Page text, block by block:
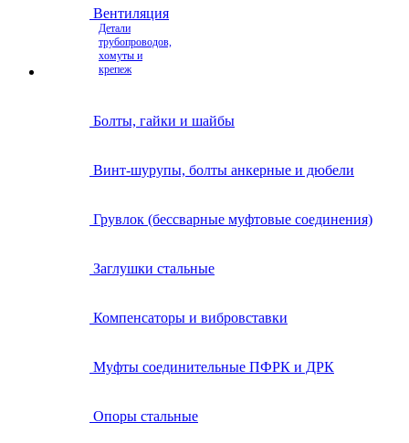
Вентиляция
Детали
трубопроводов,
хомуты и
крепеж
Болты, гайки и шайбы
Винт-шурупы, болты анкерные и дюбели
Грувлок (бессварные муфтовые соединения)
Заглушки стальные
Компенсаторы и вибровставки
Муфты соединительные ПФРК и ДРК
Опоры стальные